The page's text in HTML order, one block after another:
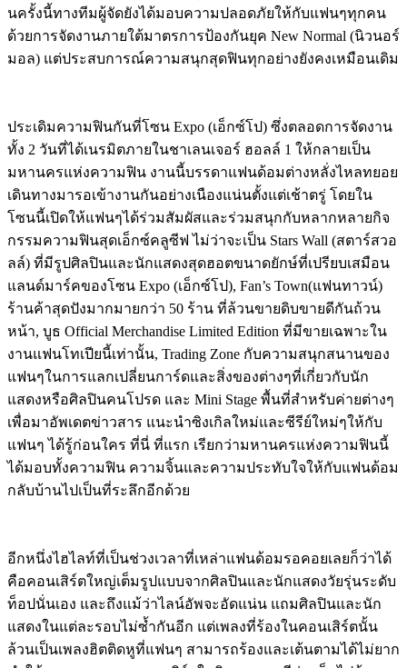
นครั้งนี้ทางทีมผู้จัดยังได้มอบความปลอดภัยให้กับแฟนๆทุกคน
ด้วยการจัดงานภายใต้มาตรการป้องกันยุค New Normal (นิวนอร์
มอล) แต่ประสบการณ์ความสนุกสุดฟินทุกอย่างยังคงเหมือนเดิม
ประเดิมความฟินกันที่โซน Expo (เอ็กซ์โป) ซึ่งตลอดการจัดงาน
ทั้ง 2 วันที่ได้เนรมิตภายในชาเลนเจอร์ ฮอลล์ 1 ให้กลายเป็น
มหานครแห่งความฟิน งานนี้บรรดาแฟนด้อมต่างหลั่งไหลทยอย
เดินทางมารอเข้างานกันอย่างเนืองแน่นตั้งแต่เช้าตรู่ โดยใน
โซนนี้เปิดให้แฟนๆได้ร่วมสัมผัสและร่วมสนุกกับหลากหลายกิจ
กรรมความฟินสุดเอ็กซ์คลูซีฟ ไม่ว่าจะเป็น Stars Wall (สตาร์สวอ
ลล์) ที่มีรูปศิลปินและนักแสดงสุดฮอตขนาดยักษ์ที่เปรียบเสมือน
แลนด์มาร์คของโซน Expo (เอ็กซ์โป), Fan’s Town(แฟนทาวน์)
ร้านค้าสุดปังมากมายกว่า 50 ร้าน ที่ล้วนขายดิบขายดีกันถ้วน
หน้า, บูธ Official Merchandise Limited Edition ที่มีขายเฉพาะใน
งานแฟนโทเปียนี้เท่านั้น, Trading Zone กับความสนุกสนานของ
แฟนๆในการแลกเปลี่ยนการ์ดและสิ่งของต่างๆที่เกี่ยวกับนัก
แสดงหรือศิลปินคนโปรด และ Mini Stage พื้นที่สำหรับค่ายต่างๆ
เพื่อมาอัพเดตข่าวสาร แนะนำซิงเกิลใหม่และซีรีย์ใหม่ๆให้กับ
แฟนๆ ได้รู้ก่อนใคร ที่นี่ ที่แรก เรียกว่ามหานครแห่งความฟินนี้
ได้มอบทั้งความฟิน ความจิ้นและความประทับใจให้กับแฟนด้อม
กลับบ้านไปเป็นที่ระลึกอีกด้วย
อีกหนึ่งไฮไลท์ที่เป็นช่วงเวลาที่เหล่าแฟนด้อมรอคอยเลยก็ว่าได้
คือคอนเสิร์ตใหญ่เต็มรูปแบบจากศิลปินและนักแสดงวัยรุ่นระดับ
ท็อปนั่นเอง และถึงแม้ว่าไลน์อัพจะอัดแน่น แถมศิลปินและนัก
แสดงในแต่ละรอบไม่ซ้ำกันอีก แต่เพลงที่ร้องในคอนเสิร์ตนั้น
ล้วนเป็นเพลงฮิตติดหูที่แฟนๆ สามารถร้องและเต้นตามได้ไม่ยาก